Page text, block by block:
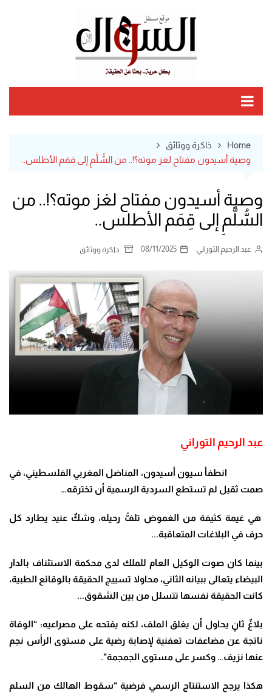
Home
ذاكرة ووثائق
وصية أسيدون مفتاح لغز موته؟!.. من السُّلَّمِ إلى قِمَم الأطلس..
وصية أسيدون مفتاح لغز موته؟!.. من
السُّلَّمِ إلى قِمَم الأطلس..
عبد الرحيم التوراني 08/11/2025 ذاكرة ووثائق
عبد الرحيم التوراني
انطفأ سيون أسيدون، المناضل المغربي الفلسطيني، في
صمت ثقيل لم تستطع السردية الرسمية أن تخترقه…
هي غيمة كثيفة من الغموض تلفُّ رحيله، وشكٌ عنيد يطارد كل
حرف في البلاغات المتعاقبة.
..
بينما كان صوت الوكيل العام للملك لدى محكمة الاستئناف بالدار
البيضاء يتعالى ببيانه الثاني، محاولا تسييج الحقيقة بالوقائع الطبية،
كانت الحقيقة نفسها تتسلل من بين الشقوق...
بلاغٌ ثانٍ يحاول أن يغلق الملف، لكنه يفتحه على مصراعيه: “الوفاة
ناتجة عن مضاعفات تعفنية لإصابة رضية على مستوى الرأس نجم
عنها نزيف… وكسر على مستوى الجمجمة”.
هكذا يرجح الاستنتاج الرسمي فرضية “سقوط الهالك من السلم